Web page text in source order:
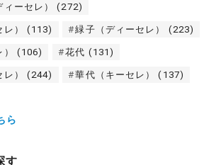
ーセレ） (272)
） (113) 緑子（ディーセレ） (223)
(106) 花代 (131)
） (244) 華代（キーセレ） (137)
ら
す